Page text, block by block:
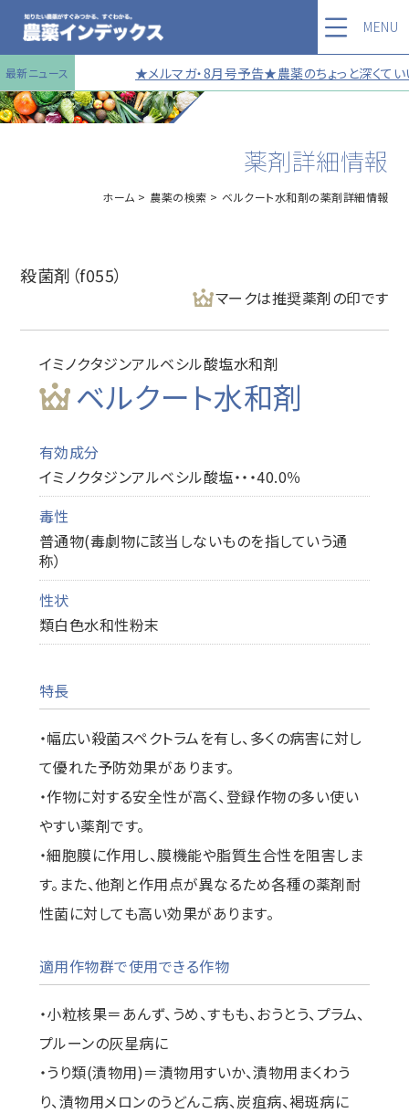
最新ニュース ★メルマガ・8月号予告★農薬のちょっと深く
MENU
薬剤詳細情報
ホーム 農薬の検索 ベルクート水和剤の薬剤詳細情報
殺菌剤（f055）
マークは推奨薬剤の印です
イミノクタジンアルベシル酸塩水和剤
ベルクート水和剤
有効成分
イミノクタジンアルベシル酸塩・・・40.0％
毒性
普通物(毒劇物に該当しないものを指していう通
称）
性状
類白色水和性粉末
特長
・幅広い殺菌スペクトラムを有し、多くの病害に対し
て優れた予防効果があります。
・作物に対する安全性が高く、登録作物の多い使い
やすい薬剤です。
・細胞膜に作用し、膜機能や脂質生合性を阻害しま
す。また、他剤と作用点が異なるため各種の薬剤耐
性菌に対しても高い効果があります。
適用作物群で使用できる作物
・小粒核果＝あんず、うめ、すもも、おうとう、プラム、
プルーンの灰星病に
・うり類(漬物用)＝漬物用すいか、漬物用まくわう
り、漬物用メロンのうどんこ病、炭疽病、褐斑病に